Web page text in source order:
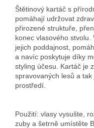
Štětinový kartáč s
pomáhají udržovat
přirozené struktuře,
konec vlasového
jejich poddajnost,
a navíc poskytuje díky
styling účesu. Kartáč je
spravovaných lesů a
prostředí.
Použití: vlasy vysušte,
zuby a šetrně umístěte